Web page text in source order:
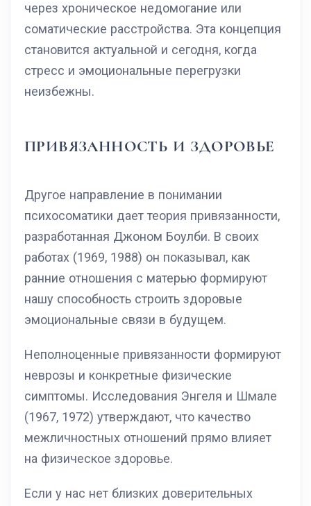
через хроническое недомогание или
соматические расстройства. Эта концепция
становится актуальной и сегодня, когда
стресс и эмоциональные перегрузки
неизбежны.
ПРИВЯЗАННОСТЬ И ЗДОРОВЬЕ
Другое направление в понимании
психосоматики дает теория привязанности,
разработанная Джоном Боулби. В своих
работах (1969, 1988) он показывал, как
ранние отношения с матерью формируют
нашу способность строить здоровые
эмоциональные связи в будущем.
Неполноценные привязанности формируют
неврозы и конкретные физические
симптомы. Исследования Энгеля и Шмале
(1967, 1972) утверждают, что качество
межличностных отношений прямо влияет
на физическое здоровье.
Если у нас нет близких доверительных